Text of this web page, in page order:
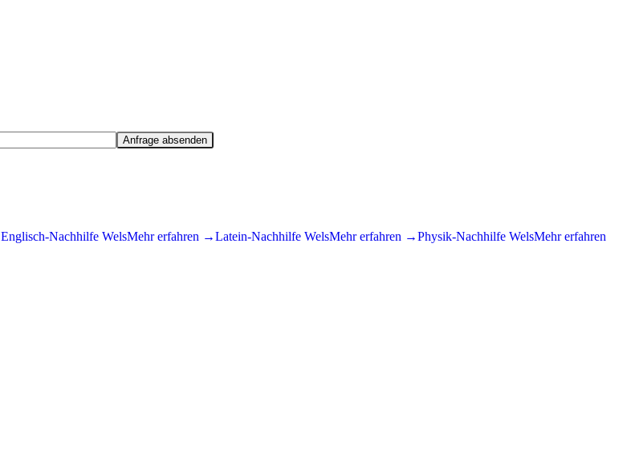
Anfrage absenden
Englisch-Nachhilfe WelsMehr erfahren →Latein-Nachhilfe WelsMehr erfahren →Physik-Nachhilfe WelsMehr erfahren